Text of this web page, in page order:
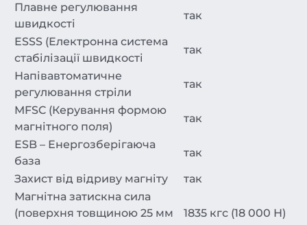
Плавне регулювання
швидкості
так
ESSS (Електронна система
стабілізації швидкості
так
Напівавтоматичне
регулювання стріли
так
MFSC (Керування формою
магнітного поля)
так
ESB – Енергозберігаюча
база
так
Захист від відриву магніту
так
Магнітна затискна сила
(поверхня товщиною 25 мм
1835 кгс (18 000 Н)